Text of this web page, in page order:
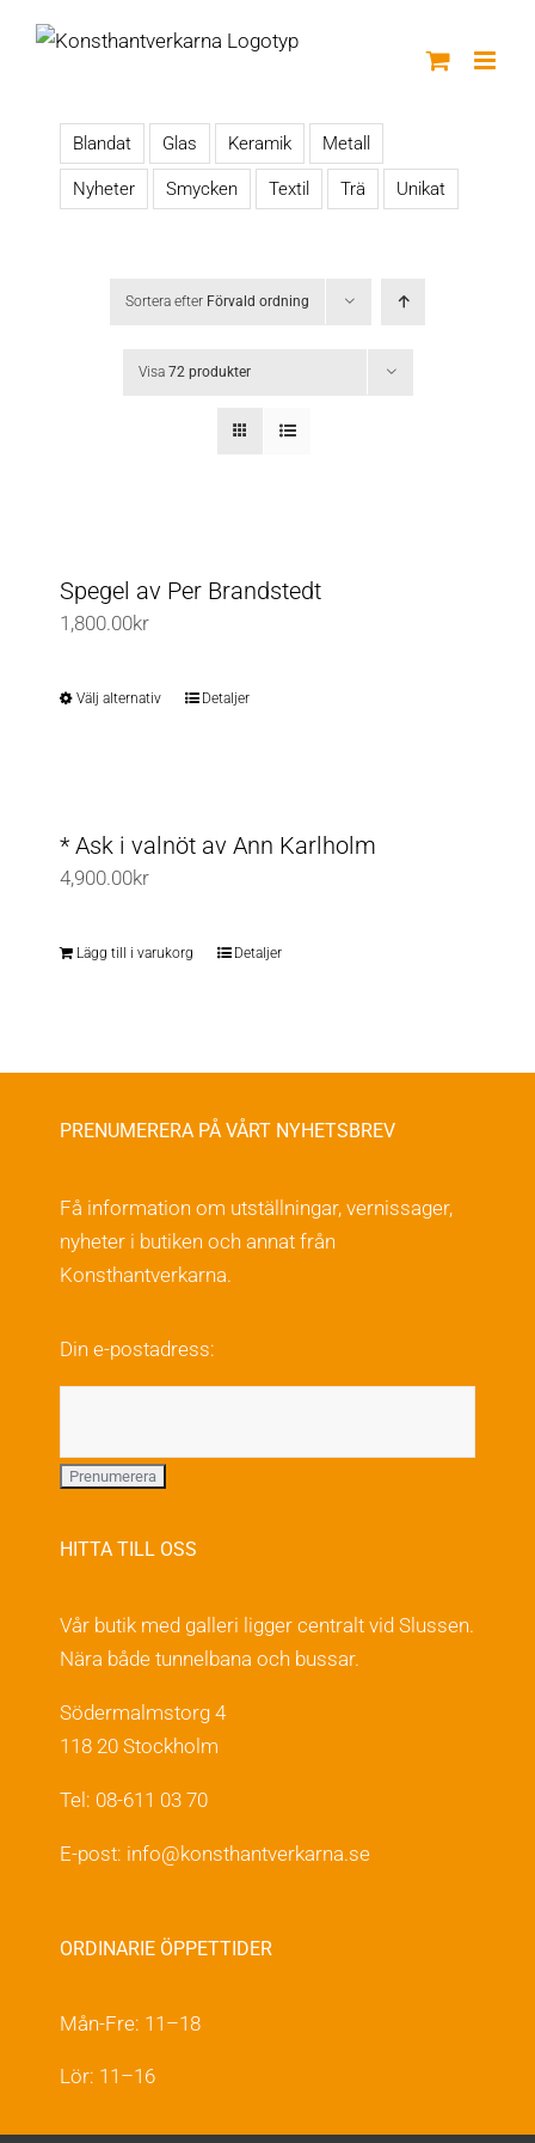
Blandat Glas Keramik Metall
Nyheter Smycken Textil Trä Unikat
Sortera efter Förvald ordning
Visa 72 produkter
Spegel av Per Brandstedt
1,800.00kr
Välj alternativ
Den
flera
på
Detaljer
* Ask i valnöt av Ann Karlholm
4,900.00kr
Lägg till i varukorg Detaljer
PRENUMERERA PÅ VÅRT NYHETSBREV
Få information om utställningar, vernissager,
nyheter i butiken och annat från
Konsthantverkarna.
Din e-postadress:
HITTA TILL OSS
Vår butik med galleri ligger centralt vid Slussen.
Nära både tunnelbana och bussar.
Södermalmstorg 4
118 20 Stockholm
Tel: 08-611 03 70
E-post: info@konsthantverkarna.se
ORDINARIE ÖPPETTIDER
Mån-Fre: 11–18
Lör: 11–16